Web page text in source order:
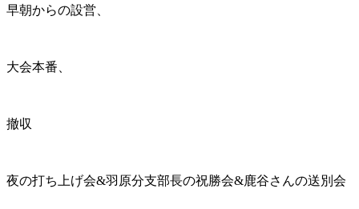
早朝からの設営、
大会本番、
撤収
夜の打ち上げ会&羽原分支部長の祝勝会&鹿谷さんの送別会